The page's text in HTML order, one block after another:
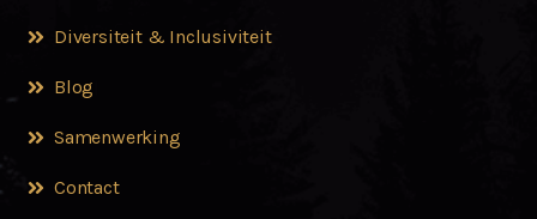
Diversiteit & Inclusiviteit
Blog
Samenwerking
Contact